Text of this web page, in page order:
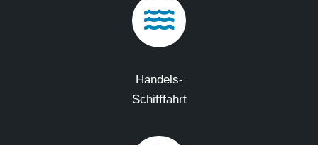
Handels-
Schifffahrt